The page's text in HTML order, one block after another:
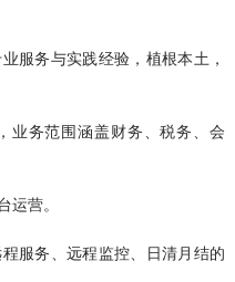
服务与实践经验，植根本土，
务范围涵盖财务、税务、会
营。
服务、远程监控、日清月结的